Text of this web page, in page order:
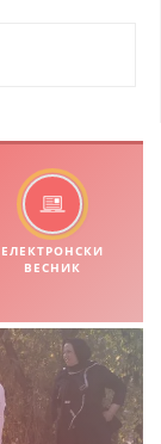
ЕЛЕКТРОНСКИ
ВЕСНИК